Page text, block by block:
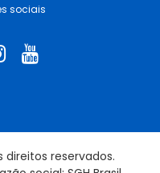
sociais
direitos reservados.